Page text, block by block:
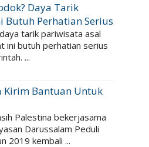
Daya Tarik
Butuh Perhatian Serius
tarik pariwisata asal
ini butuh perhatian serius
...
Kirim Bantuan Untuk
Palestina bekerjasama
Darussalam Peduli
2019 kembali ...